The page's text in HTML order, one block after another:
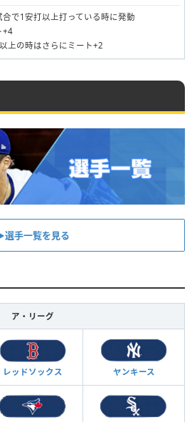
合で1安打以上打っている時に発動
+4
上の時はさらにミート+2
手一覧を見る
ア・リーグ
レッドソックス ヤンキース